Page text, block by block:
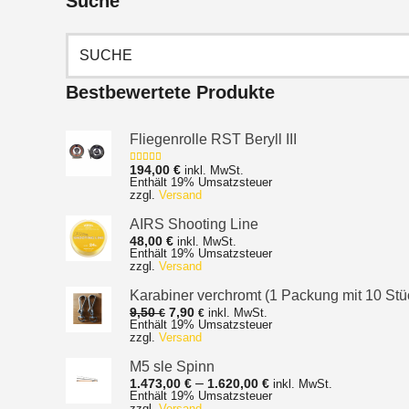
nach:
Bestbewertete Produkte
Fliegenrolle RST Beryll III
Bewertet mit
5.00von 5
194,00 € inkl. MwSt.
Enthält 19% Umsatzsteuer
zzgl. Versand
AIRS Shooting Line
48,00 € inkl. MwSt.
Enthält 19% Umsatzsteuer
zzgl. Versand
Karabiner verchromt (1 Packung mit 10
9,50€ Ursprünglicher
Preis
war:
7,90 €Aktueller
Preis
inkl. MwSt.
Enthält 19% Umsatzsteuer
zzgl. Versand
M5 sle Spinn
1.473,00 € – 1.620,00 €Preisspanne:
1.473,00 €
inkl. MwSt.
Enthält 19% Umsatzsteuer